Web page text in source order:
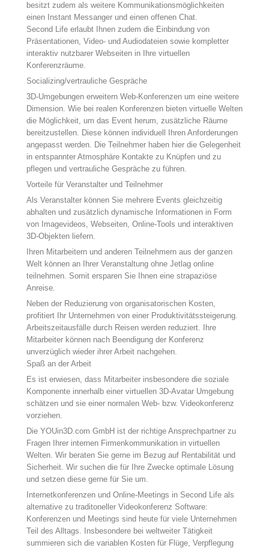
besitzt zudem als weitere Kommunikationsmöglichkeiten
einen Instant Messanger und einen offenen Chat.
Second Life erlaubt Ihnen zudem die Einbindung von
Präsentationen, Video- und Audiodateien sowie kompletter
interaktiv nutzbarer Webseiten in Ihre virtuellen
Konferenzräume.
Socializing/vertrauliche Gespräche
3D-Umgebungen erweitern Web-Konferenzen um eine weitere
Dimension. Wie bei realen Konferenzen bieten virtuelle Welten
die Möglichkeit, um das Event herum, zusätzliche Räume
bereitzustellen. Diese können individuell Ihren Anforderungen
angepasst werden. Die Teilnehmer haben hier die Gelegenheit
in entspannter Atmosphäre Kontakte zu Knüpfen und zu
pflegen und vertrauliche Gespräche zu führen.
Vorteile für Veranstalter und Teilnehmer
Als Veranstalter können Sie mehrere Events gleichzeitig
abhalten und zusätzlich dynamische Informationen in Form
von Imagevideos, Webseiten, Online-Tools und interaktiven
3D-Objekten liefern.
Ihren Mitarbeitern und anderen Teilnehmern aus der ganzen
Welt können an Ihrer Veranstaltung ohne Jetlag online
teilnehmen. Somit ersparen Sie Ihnen eine strapaziöse
Anreise.
Neben der Reduzierung von organisatorischen Kosten,
profitiert Ihr Unternehmen von einer Produktivitätssteigerung.
Arbeitszeitausfälle durch Reisen werden reduziert. Ihre
Mitarbeiter können nach Beendigung der Konferenz
unverzüglich wieder ihrer Arbeit nachgehen.
Spaß an der Arbeit
Es ist erwiesen, dass Mitarbeiter insbesondere die soziale
Komponente innerhalb einer virtuellen 3D-Avatar Umgebung
schätzen und sie einer normalen Web- bzw. Videokonferenz
vorziehen.
Die YOUin3D.com GmbH ist der richtige Ansprechpartner zu
Fragen Ihrer internen Firmenkommunikation in virtuellen
Welten. Wir beraten Sie gerne im Bezug auf Rentabilität und
Sicherheit. Wir suchen die für Ihre Zwecke optimale Lösung
und setzen diese gerne für Sie um.
Internetkonferenzen und Online-Meetings in Second Life als
alternative zu traditoneller Videokonferenz Software:
Konferenzen und Meetings sind heute für viele Unternehmen
Teil des Alltags. Insbesondere bei weltweiter Tätigkeit
summieren sich die variablen Kosten für Flüge, Verpflegung